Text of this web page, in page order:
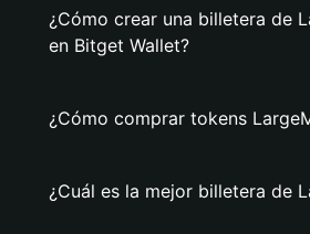
¿Cómo crear una billetera de
en Bitget Wallet?
¿Cómo comprar tokens
¿Cuál es la mejor billetera de